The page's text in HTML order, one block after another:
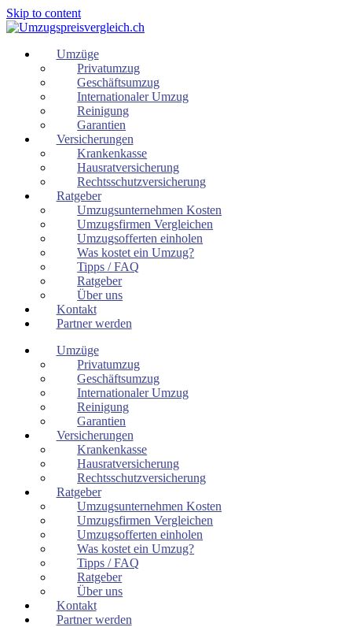
Skip to content
Umzüge
Privatumzug
Geschäftsumzug
Internationaler Umzug
Reinigung
Garantien
Versicherungen
Krankenkasse
Hausratversicherung
Rechtsschutzversicherung
Ratgeber
Umzugsunternehmen Kosten
Umzugsfirmen Vergleichen
Umzugsofferten einholen
Was kostet ein Umzug?
Tipps / FAQ
Ratgeber
Über uns
Kontakt
Partner werden
Umzüge
Privatumzug
Geschäftsumzug
Internationaler Umzug
Reinigung
Garantien
Versicherungen
Krankenkasse
Hausratversicherung
Rechtsschutzversicherung
Ratgeber
Umzugsunternehmen Kosten
Umzugsfirmen Vergleichen
Umzugsofferten einholen
Was kostet ein Umzug?
Tipps / FAQ
Ratgeber
Über uns
Kontakt
Partner werden